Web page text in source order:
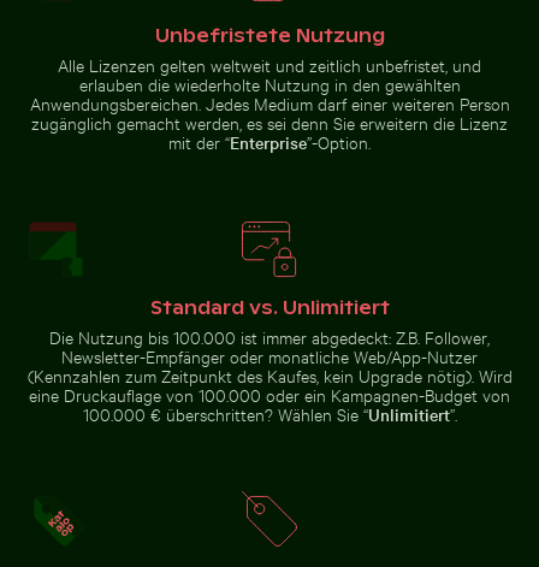
Mini-Einkaufswagen mit
gelben Blöcken
Verschwommene Waldszene mit
Bewegungseffekt
Mandarinenten im Schlossgarten Charlottenburg,
Schlossgarten
Charlottenburg,
Berlin
Café-Tisch im Freien mit rosa Tulpen
Café-Tisch im Freien mit rosa Tulpen
Leuchtende rosa Lilien vor sanftem Hintergrund
Leuchtende rosa Lilien vor
sanftem Hintergrund
Kinder spielen Fußball auf
Kinder spielen Fußball auf einem
Straßenplatz in La Boca
Buntes karibisches Straßenbild mit festlichen
Küstenblick auf Mandraki
Unbefristete Nutzung
Alle Lizenzen gelten weltweit und zeitlich unbefristet, und
erlauben die wiederholte Nutzung in den gewählten
Anwendungsbereichen. Jedes Medium darf einer weiteren Person
zugänglich gemacht werden, es sei denn Sie erweitern die Lizenz
mit der “Enterprise”-Option.
Standard vs. Unlimitiert
Die Nutzung bis 100.000 ist immer abgedeckt: Z.B. Follower,
Newsletter-Empfänger oder monatliche Web/App-Nutzer
(Kennzahlen zum Zeitpunkt des Kaufes, kein Upgrade nötig). Wird
eine Druckauflage von 100.000 oder ein Kampagnen-Budget von
100.000 € überschritten? Wählen Sie “Unlimitiert”.